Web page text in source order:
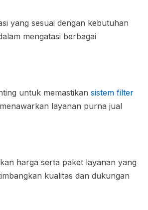
yang sesuai dengan kebutuhan
mengatasi berbagai
untuk memastikan sistem filter
menawarkan layanan purna jual
harga serta paket layanan yang
kualitas dan dukungan